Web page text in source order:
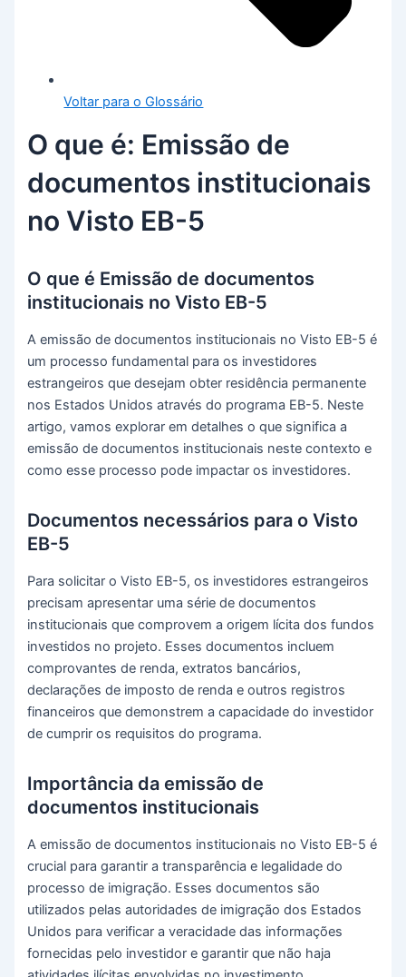
Voltar para o Glossário
O que é: Emissão de
documentos institucionais
no Visto EB-5
O que é Emissão de documentos
institucionais no Visto EB-5
A emissão de documentos institucionais no Visto EB-5 é
um processo fundamental para os investidores
estrangeiros que desejam obter residência permanente
nos Estados Unidos através do programa EB-5. Neste
artigo, vamos explorar em detalhes o que significa a
emissão de documentos institucionais neste contexto e
como esse processo pode impactar os investidores.
Documentos necessários para o Visto
EB-5
Para solicitar o Visto EB-5, os investidores estrangeiros
precisam apresentar uma série de documentos
institucionais que comprovem a origem lícita dos fundos
investidos no projeto. Esses documentos incluem
comprovantes de renda, extratos bancários,
declarações de imposto de renda e outros registros
financeiros que demonstrem a capacidade do investidor
de cumprir os requisitos do programa.
Importância da emissão de
documentos institucionais
A emissão de documentos institucionais no Visto EB-5 é
crucial para garantir a transparência e legalidade do
processo de imigração. Esses documentos são
utilizados pelas autoridades de imigração dos Estados
Unidos para verificar a veracidade das informações
fornecidas pelo investidor e garantir que não haja